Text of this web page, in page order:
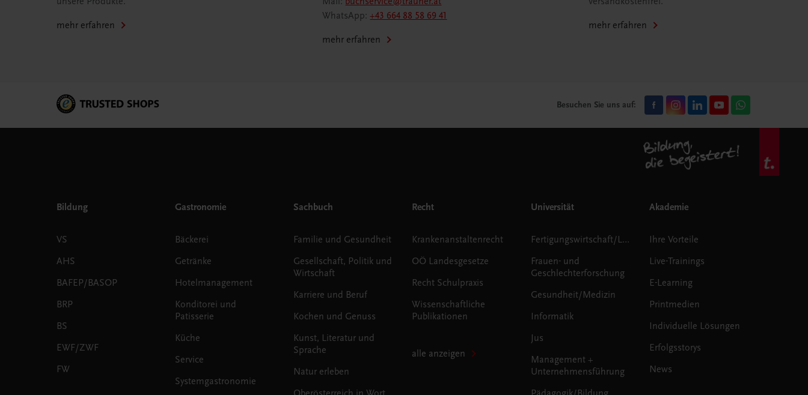
mehr erfahren
WhatsApp:+43 664 88 58 69 41
mehr erfahren
mehr erfahren
Besuchen Sie uns auf:
Bildung
VS
AHS
BAFEP/BASOP
BRP
BS
EWF/ZWF
FW
Gastronomie
Bäckerei
Getränke
Hotelmanagement
Konditorei und
Patisserie
Küche
Service
Systemgastronomie
Sachbuch
Familie und Gesundheit
Gesellschaft, Politik und
Wirtschaft
Karriere und Beruf
Kochen und Genuss
Kunst, Literatur und
Sprache
Natur erleben
Recht
Krankenanstaltenrecht
OÖ Landesgesetze
Recht Schulpraxis
Wissenschaftliche
Publikationen
alle anzeigen
Universität
Fertigungswirtschaft/Logistik
Frauen- und
Geschlechterforschung
Gesundheit/Medizin
Informatik
Jus
Management +
Unternehmensführung
Akademie
Ihre Vorteile
Live-Trainings
E-Learning
Printmedien
Individuelle Lösungen
Erfolgsstorys
News